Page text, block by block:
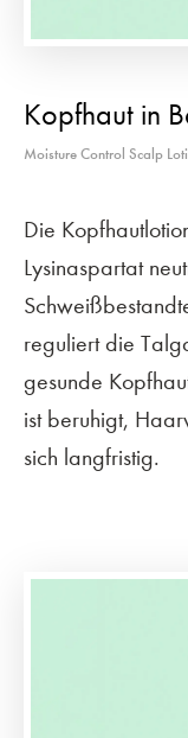
Kopfhaut in
Moisture Control Scalp
Die
Lysinaspartat
reguliert die
gesunde
ist beruhigt,
sich langfristig.